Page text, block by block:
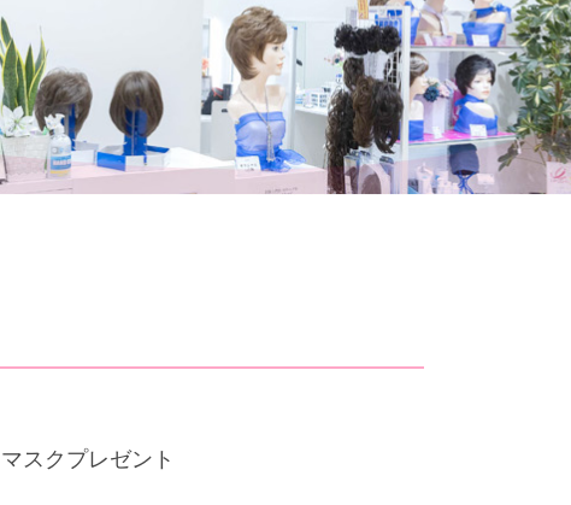
スクプレゼント